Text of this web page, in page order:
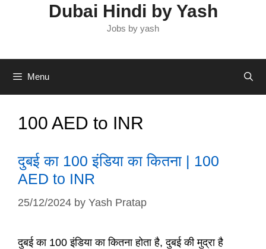
Dubai Hindi by Yash
Jobs by yash
Menu
100 AED to INR
दुबई का 100 इंडिया का कितना | 100
AED to INR
25/12/2024 by Yash Pratap
दुबई का 100 इंडिया का कितना होता है, दुबई की मुद्रा है